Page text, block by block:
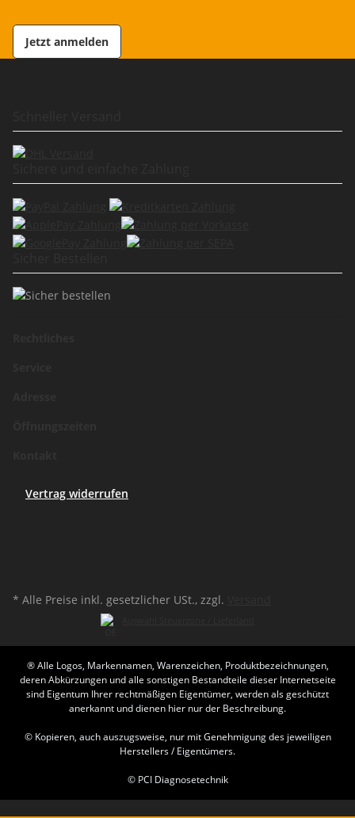
Jetzt anmelden
Vertrag widerrufen
* Alle Preise inkl. gesetzlicher USt., zzgl.
® Alle Logos, Markennamen, Warenzeichen, Produktbezeichnungen,
deren Abkürzungen und alle sonstigen Bestandteile dieser Internetseite
sind Eigentum Ihrer rechtmäßigen Eigentümer, werden als geschützt
anerkannt und dienen hier nur der Beschreibung.
© Kopieren, auch auszugsweise, nur mit Genehmigung des jeweiligen
Herstellers / Eigentümers.
© PCI Diagnosetechnik